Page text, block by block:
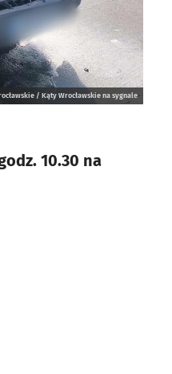
/ Kąty Wrocławskie na sygnale
10.30 na